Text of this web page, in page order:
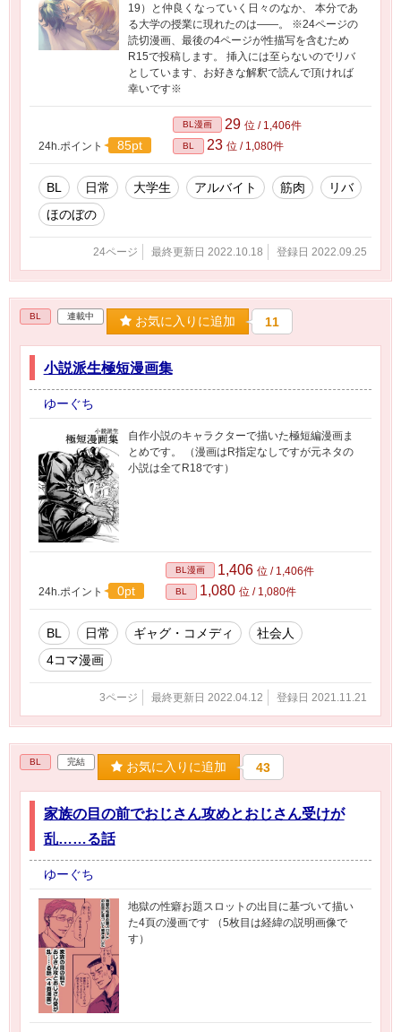
19）と仲良くなっていく日々のなか、 本分であ
る大学の授業に現れたのは――。 ※24ページの
読切漫画、最後の4ページが性描写を含むため
R15で投稿します。 挿入には至らないのでリバ
としています、お好きな解釈で読んで頂ければ
幸いです※
24h.ポイント 85pt
BL漫画 29 位 / 1,406件
BL 23 位 / 1,080件
BL 日常 大学生 アルバイト 筋肉
リバ
ほのぼの
24ページ 最終更新日 2022.10.18 登録日 2022.09.25
BL 連載中 お気に入りに追加 11
小説派生極短漫画集
ゆーぐち
自作小説のキャラクターで描いた極短編漫画ま
とめです。 （漫画はR指定なしですが元ネタの
小説は全てR18です）
24h.ポイント 0pt
BL漫画 1,406 位 / 1,406件
BL 1,080 位 / 1,080件
BL 日常 ギャグ・コメディ
社会人
4コマ漫画
3ページ 最終更新日 2022.04.12 登録日 2021.11.21
BL 完結 お気に入りに追加 43
家族の目の前でおじさん攻めとおじさん受けが
乱……る話
ゆーぐち
地獄の性癖お題スロットの出目に基づいて描い
た4頁の漫画です （5枚目は経緯の説明画像で
す）